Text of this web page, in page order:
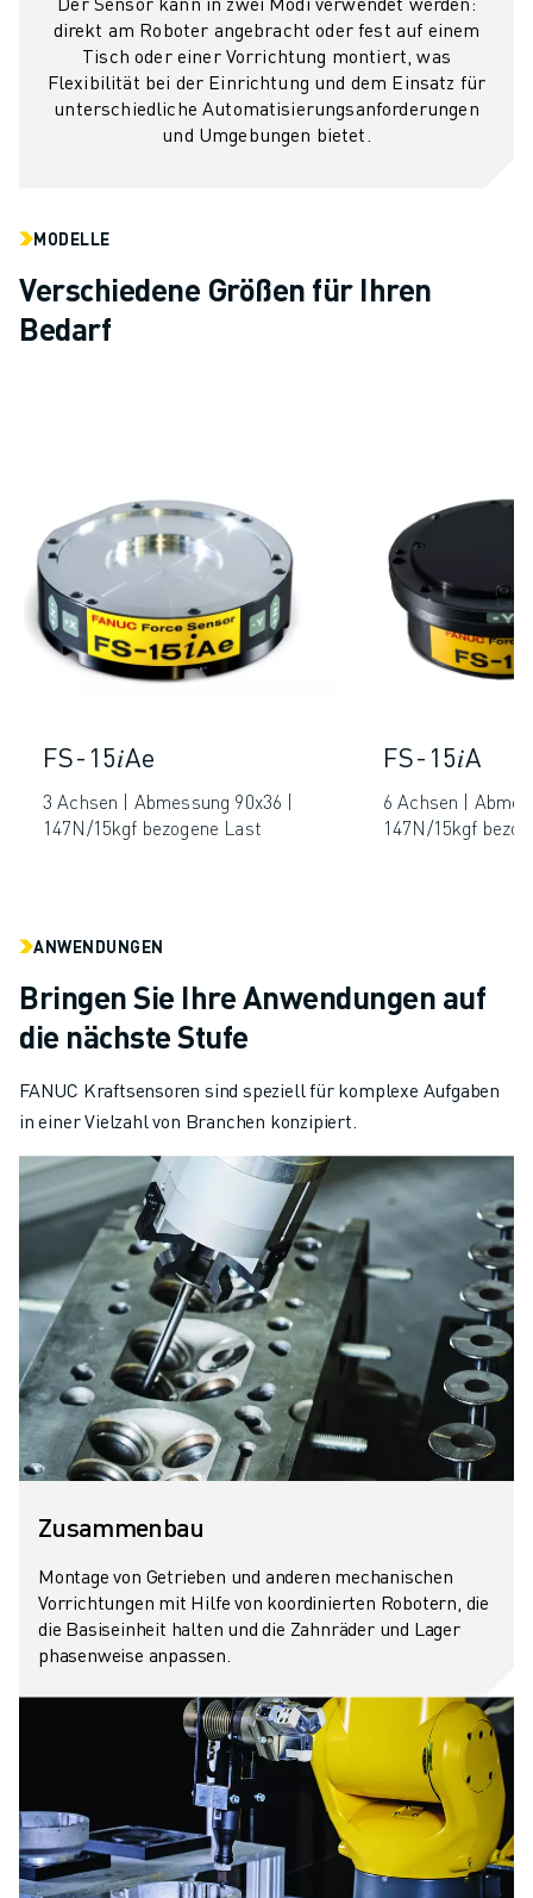
direkt am Roboter angebracht oder fest auf einem
Tisch oder einer Vorrichtung montiert, was
Flexibilität bei der Einrichtung und dem Einsatz für
unterschiedliche Automatisierungsanforderungen
und Umgebungen bietet.
MODELLE
Verschiedene Größen für Ihren
Bedarf
FS-15𝑖Ae
3 Achsen | Abmessung 90x36 |
147N/15kgf bezogene Last
FS-15𝑖A
6 Achsen |
147N/15kgf
ANWENDUNGEN
Bringen Sie Ihre Anwendungen auf
die nächste Stufe
FANUC Kraftsensoren sind speziell für komplexe Aufgaben
in einer Vielzahl von Branchen konzipiert.
Zusammenbau
Montage von Getrieben und anderen mechanischen
Vorrichtungen mit Hilfe von koordinierten Robotern, die
die Basiseinheit halten und die Zahnräder und Lager
phasenweise anpassen.